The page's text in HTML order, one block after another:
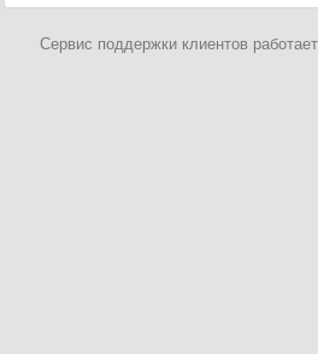
Сервис поддержки клиентов